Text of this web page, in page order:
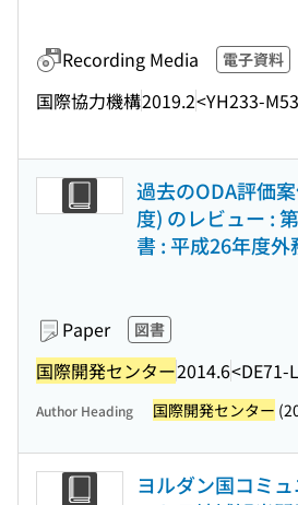
Recording Media 電子資料
国際協力機構2019.2<YH233-
過去のODA評価
度) のレビュー :
書 : 平成26年度
Paper 図書
国際開発センター2014.6<DE71-
Author Heading 国際開発センター
ヨルダン国コミ